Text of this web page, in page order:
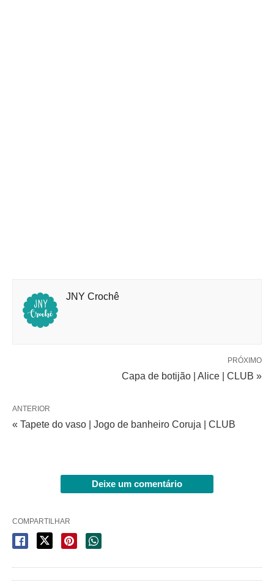
JNY Crochê
PRÓXIMO
Capa de botijão | Alice | CLUB »
ANTERIOR
« Tapete do vaso | Jogo de banheiro Coruja | CLUB
Deixe um comentário
COMPARTILHAR